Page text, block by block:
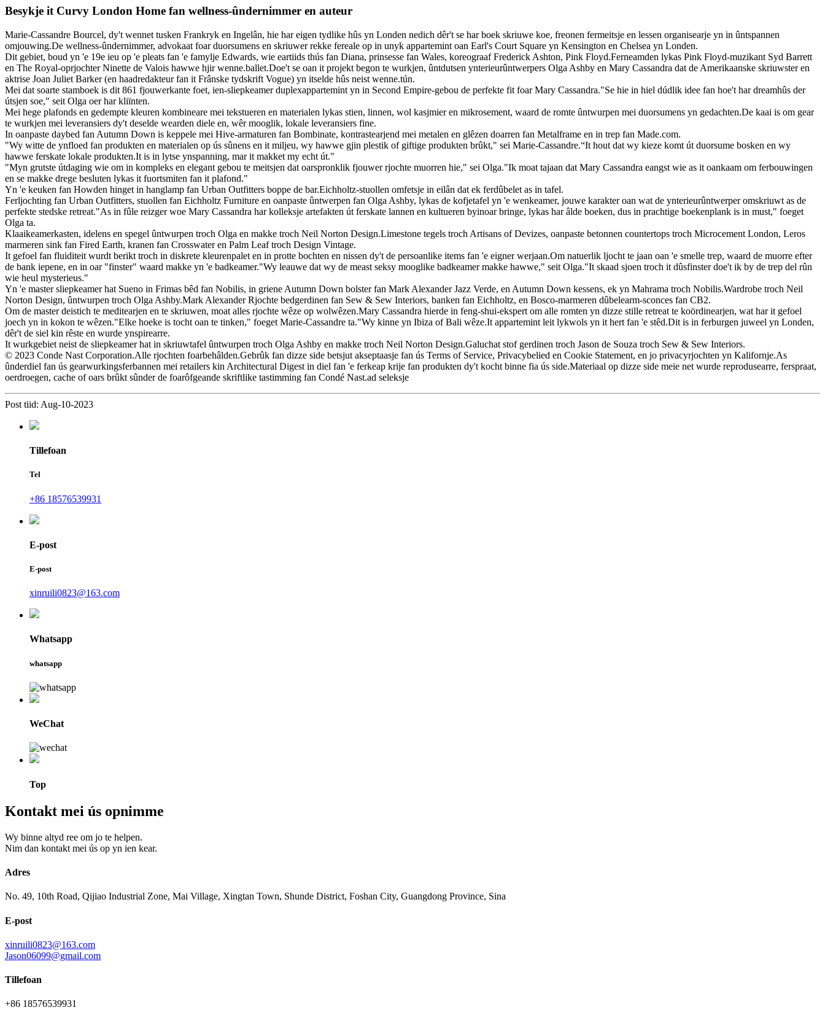
Besykje it Curvy London Home fan wellness-ûndernimmer en auteur
Marie-Cassandre Bourcel, dy't wennet tusken Frankryk en Ingelân, hie har eigen tydlike hûs yn Londen nedich dêr't se har boek skriuwe koe, freonen fermeitsje en lessen organisearje yn in ûntspannen
omjouwing.De wellness-ûndernimmer, advokaat foar duorsumens en skriuwer rekke fereale op in unyk appartemint oan Earl's Court Square yn Kensington en Chelsea yn Londen.
Dit gebiet, boud yn 'e 19e ieu op 'e pleats fan 'e famylje Edwards, wie eartiids thús fan Diana, prinsesse fan Wales, koreograaf Frederick Ashton, Pink Floyd.Ferneamden lykas Pink Floyd-muzikant Syd Barrett
en The Royal-oprjochter Ninette de Valois hawwe hjir wenne.ballet.Doe't se oan it projekt begon te wurkjen, ûntdutsen ynterieurûntwerpers Olga Ashby en Mary Cassandra dat de Amerikaanske skriuwster en
aktrise Joan Juliet Barker (en haadredakteur fan it Frânske tydskrift Vogue) yn itselde hûs neist wenne.tún.
Mei dat soarte stamboek is dit 861 fjouwerkante foet, ien-sliepkeamer duplexappartemint yn in Second Empire-gebou de perfekte fit foar Mary Cassandra."Se hie in hiel dúdlik idee fan hoe't har dreamhûs der
útsjen soe," seit Olga oer har kliïnten.
Mei hege plafonds en gedempte kleuren kombineare mei tekstueren en materialen lykas stien, linnen, wol kasjmier en mikrosement, waard de romte ûntwurpen mei duorsumens yn gedachten.De kaai is om gear
te wurkjen mei leveransiers dy't deselde wearden diele en, wêr mooglik, lokale leveransiers fine.
In oanpaste daybed fan Autumn Down is keppele mei Hive-armaturen fan Bombinate, kontrastearjend mei metalen en glêzen doarren fan Metalframe en in trep fan Made.com.
"Wy witte de ynfloed fan produkten en materialen op ús sûnens en it miljeu, wy hawwe gjin plestik of giftige produkten brûkt," sei Marie-Cassandre.“It hout dat wy kieze komt út duorsume bosken en wy
hawwe ferskate lokale produkten.It is in lytse ynspanning, mar it makket my echt út."
"Myn grutste útdaging wie om in kompleks en elegant gebou te meitsjen dat oarspronklik fjouwer rjochte muorren hie," sei Olga."Ik moat tajaan dat Mary Cassandra eangst wie as it oankaam om ferbouwingen
en se makke drege besluten lykas it fuortsmiten fan it plafond."
Yn 'e keuken fan Howden hinget in hanglamp fan Urban Outfitters boppe de bar.Eichholtz-stuollen omfetsje in eilân dat ek ferdûbelet as in tafel.
Ferljochting fan Urban Outfitters, stuollen fan Eichholtz Furniture en oanpaste ûntwerpen fan Olga Ashby, lykas de kofjetafel yn 'e wenkeamer, jouwe karakter oan wat de ynterieurûntwerper omskriuwt as de
perfekte stedske retreat."As in fûle reizger woe Mary Cassandra har kolleksje artefakten út ferskate lannen en kultueren byinoar bringe, lykas har âlde boeken, dus in prachtige boekenplank is in must," foeget
Olga ta.
Klaaikeamerkasten, idelens en spegel ûntwurpen troch Olga en makke troch Neil Norton Design.Limestone tegels troch Artisans of Devizes, oanpaste betonnen countertops troch Microcement London, Leros
marmeren sink fan Fired Earth, kranen fan Crosswater en Palm Leaf troch Design Vintage.
It gefoel fan fluiditeit wurdt berikt troch in diskrete kleurenpalet en in protte bochten en nissen dy't de persoanlike items fan 'e eigner werjaan.Om natuerlik ljocht te jaan oan 'e smelle trep, waard de muorre efter
de bank iepene, en in oar "finster" waard makke yn 'e badkeamer."Wy leauwe dat wy de meast seksy mooglike badkeamer makke hawwe," seit Olga."It skaad sjoen troch it dûsfinster doe't ik by de trep del rûn
wie heul mysterieus."
Yn 'e master sliepkeamer hat Sueno in Frimas bêd fan Nobilis, in griene Autumn Down bolster fan Mark Alexander Jazz Verde, en Autumn Down kessens, ek yn Mahrama troch Nobilis.Wardrobe troch Neil
Norton Design, ûntwurpen troch Olga Ashby.Mark Alexander Rjochte bedgerdinen fan Sew & Sew Interiors, banken fan Eichholtz, en Bosco-marmeren dûbelearm-sconces fan CB2.
Om de master deistich te meditearjen en te skriuwen, moat alles rjochte wêze op wolwêzen.Mary Cassandra hierde in feng-shui-ekspert om alle romten yn dizze stille retreat te koördinearjen, wat har it gefoel
joech yn in kokon te wêzen."Elke hoeke is tocht oan te tinken," foeget Marie-Cassandre ta."Wy kinne yn Ibiza of Bali wêze.It appartemint leit lykwols yn it hert fan 'e stêd.Dit is in ferburgen juweel yn Londen,
dêr't de siel kin rêste en wurde ynspirearre.
It wurkgebiet neist de sliepkeamer hat in skriuwtafel ûntwurpen troch Olga Ashby en makke troch Neil Norton Design.Galuchat stof gerdinen troch Jason de Souza troch Sew & Sew Interiors.
© 2023 Conde Nast Corporation.Alle rjochten foarbehâlden.Gebrûk fan dizze side betsjut akseptaasje fan ús Terms of Service, Privacybelied en Cookie Statement, en jo privacyrjochten yn Kalifornje.As
ûnderdiel fan ús gearwurkingsferbannen mei retailers kin Architectural Digest in diel fan 'e ferkeap krije fan produkten dy't kocht binne fia ús side.Materiaal op dizze side meie net wurde reprodusearre, ferspraat,
oerdroegen, cache of oars brûkt sûnder de foarôfgeande skriftlike tastimming fan Condé Nast.ad seleksje
Post tiid: Aug-10-2023
Tillefoan
Tel
+86 18576539931
E-post
E-post
xinruili0823@163.com
Whatsapp
whatsapp
WeChat
Top
Kontakt mei ús opnimme
Wy binne altyd ree om jo te helpen.
Nim dan kontakt mei ús op yn ien kear.
Adres
No. 49, 10th Road, Qijiao Industrial Zone, Mai Village, Xingtan Town, Shunde District, Foshan City, Guangdong Province, Sina
E-post
xinruili0823@163.com
Jason06099@gmail.com
Tillefoan
+86 18576539931